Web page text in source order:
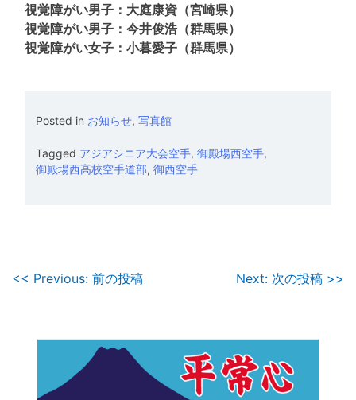
視覚障がい男子：大庭康資（宮崎県）
視覚障がい男子：今井俊浩（群馬県）
視覚障がい女子：小暮愛子（群馬県）
Posted in お知らせ, 写真館
Tagged アジアシニア大会空手, 御殿場西空手,
御殿場西高校空手道部, 御西空手
投
<< Previous: 前の投稿 Next: 次の投稿 >>